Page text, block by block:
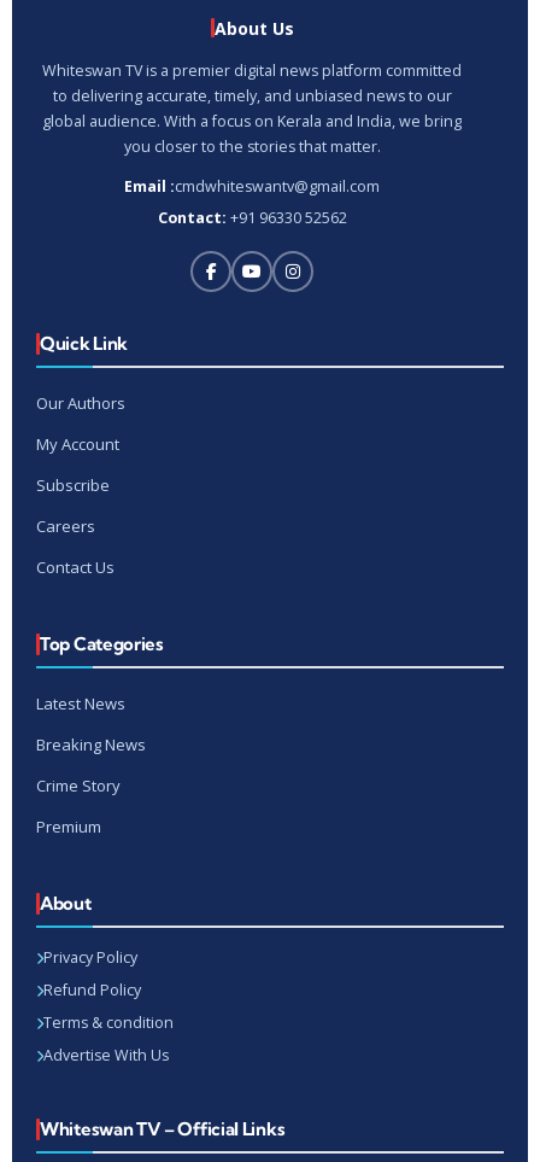
About Us
Whiteswan TV is a premier digital news platform committed
to delivering accurate, timely, and unbiased news to our
global audience. With a focus on Kerala and India, we bring
you closer to the stories that matter.
Email :cmdwhiteswantv@gmail.com
Contact: +91 96330 52562
Quick Link
Our Authors
My Account
Subscribe
Careers
Contact Us
Top Categories
Latest News
Breaking News
Crime Story
Premium
About
Privacy Policy
Refund Policy
Terms & condition
Advertise With Us
Whiteswan TV – Official Links